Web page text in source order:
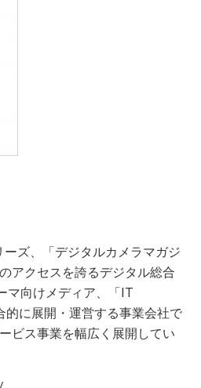
ズ、「デジタルカメラマガジ
アクセスを誇るデジタル総合
マ向けメディア、「IT
的に展開・運営する事業会社で
ビス事業を幅広く展開してい